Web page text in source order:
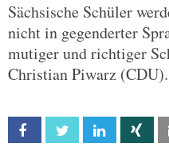
Sächsische Schüler
nicht in gegenderter
mutiger und richtiger
Christian Piwarz (CDU).
Facebook Twitter Linkedin